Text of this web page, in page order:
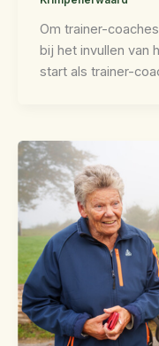
Om trainer-
bij het invullen van
start als trainer-